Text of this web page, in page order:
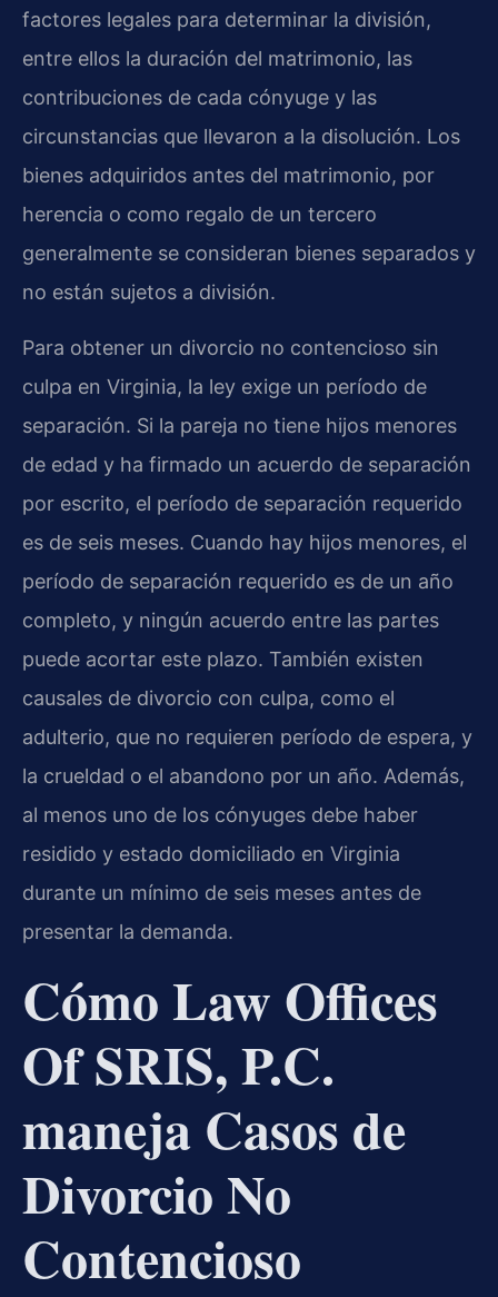
factores legales para determinar la división,
entre ellos la duración del matrimonio, las
contribuciones de cada cónyuge y las
circunstancias que llevaron a la disolución. Los
bienes adquiridos antes del matrimonio, por
herencia o como regalo de un tercero
generalmente se consideran bienes separados y
no están sujetos a división.
Para obtener un divorcio no contencioso sin
culpa en Virginia, la ley exige un período de
separación. Si la pareja no tiene hijos menores
de edad y ha firmado un acuerdo de separación
por escrito, el período de separación requerido
es de seis meses. Cuando hay hijos menores, el
período de separación requerido es de un año
completo, y ningún acuerdo entre las partes
puede acortar este plazo. También existen
causales de divorcio con culpa, como el
adulterio, que no requieren período de espera, y
la crueldad o el abandono por un año. Además,
al menos uno de los cónyuges debe haber
residido y estado domiciliado en Virginia
durante un mínimo de seis meses antes de
presentar la demanda.
Cómo Law Offices
Of SRIS, P.C.
maneja Casos de
Divorcio No
Contencioso